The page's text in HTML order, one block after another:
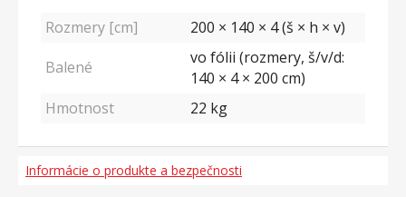
Rozmery [cm]
200 × 140 × 4 (š × h × v)
Balené
vo fólii (rozmery, š/v/d:
140 × 4 × 200 cm)
Hmotnost
22 kg
Informácie o produkte a bezpečnosti